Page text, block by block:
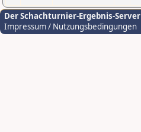
Der Schachturnier-Ergebnis-Server
Impressum / Nutzungsbedingungen